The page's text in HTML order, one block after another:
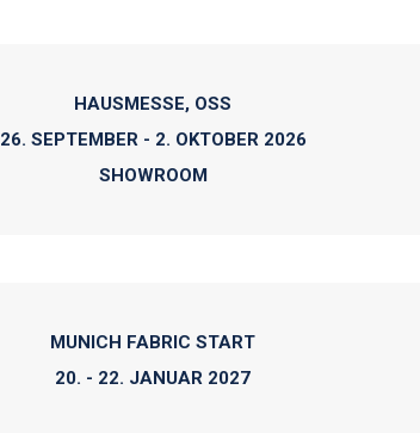
HAUSMESSE, OSS
26. SEPTEMBER - 2. OKTOBER 2026
SHOWROOM
MUNICH FABRIC START
20. - 22. JANUAR 2027